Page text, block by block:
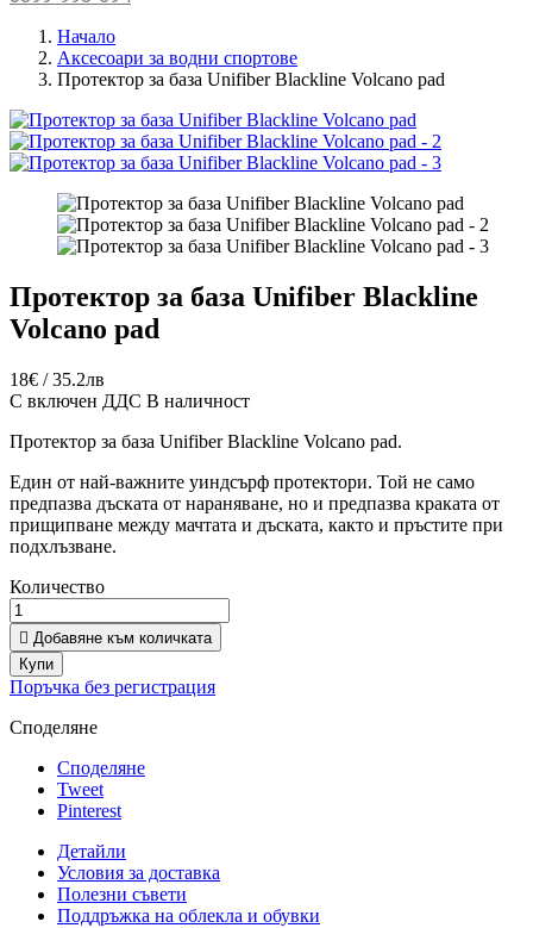
Начало
Аксесоари за водни спортове
Протектор за база Unifiber Blackline Volcano pad
Протектор за база Unifiber Blackline
Volcano pad
18€ / 35.2лв
С включен ДДС В наличност
Протектор за база Unifiber Blackline Volcano pad.
Един от най-важните уиндсърф протектори. Той не само
предпазва дъската от нараняване, но и предпазва краката от
прищипване между мачтата и дъската, както и пръстите при
подхлъзване.
Количество
 Добавяне към количката
Купи
Поръчка без регистрация
Споделяне
Споделяне
Tweet
Pinterest
Детайли
Условия за доставка
Полезни съвети
Поддръжка на облекла и обувки